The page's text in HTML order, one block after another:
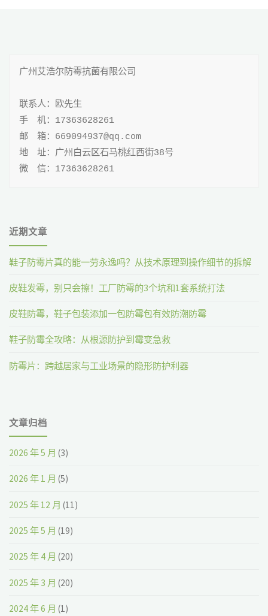
剂
iHeir-
表
广州艾浩尔防霉抗菌有限公司
联系人：欧先生
手 机：17363628261
邮 箱：669094937@qq.com
地 址：广州白云区石马桃红西街38号
微 信：17363628261
近期文章
鞋子防霉片真的能一劳永逸吗？从技术原理到操作细节的拆解
皮鞋发霉，别只会擦！工厂防霉的3个坑和1套系统打法
皮鞋防霉，鞋子包装添加一包防霉包有效防潮防霉
鞋子防霉全攻略：从根源防护到霉变急救
防霉片：跨越居家与工业场景的隐形防护利器
文章归档
2026 年 5 月 (3)
2026 年 1 月 (5)
2025 年 12 月 (11)
2025 年 5 月 (19)
2025 年 4 月 (20)
2025 年 3 月 (20)
2024 年 6 月 (1)